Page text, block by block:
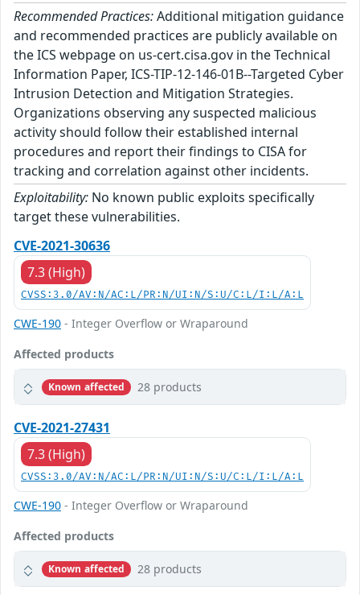
Recommended Practices:Additional mitigation guidance
and recommended practices are publicly available on
the ICS webpage on us-cert.cisa.gov in the Technical
Information Paper, ICS-TIP-12-146-01B--Targeted Cyber
Intrusion Detection and Mitigation Strategies.
Organizations observing any suspected malicious
activity should follow their established internal
procedures and report their findings to CISA for
tracking and correlation against other incidents.
Exploitability: No known public exploits specifically
target these vulnerabilities.
CVE-2021-30636
7.3 (High)
CVSS:3.0/AV:N/AC:L/PR:N/UI:N/S:U/C:L/I:L/A:L
CWE-190 - Integer Overflow or Wraparound
Affected products
Known affected 28 products
CVE-2021-27431
7.3 (High)
CVSS:3.0/AV:N/AC:L/PR:N/UI:N/S:U/C:L/I:L/A:L
CWE-190 - Integer Overflow or Wraparound
Affected products
Known affected 28 products